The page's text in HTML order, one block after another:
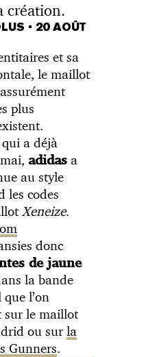
création.
• 20 AOÛT
et sa
le maillot
plus
a déjà
adidas a
au style
les codes
Xeneize.
donc
de jaune
la bande
l’on
sur le maillot
ou surla
Gunners.